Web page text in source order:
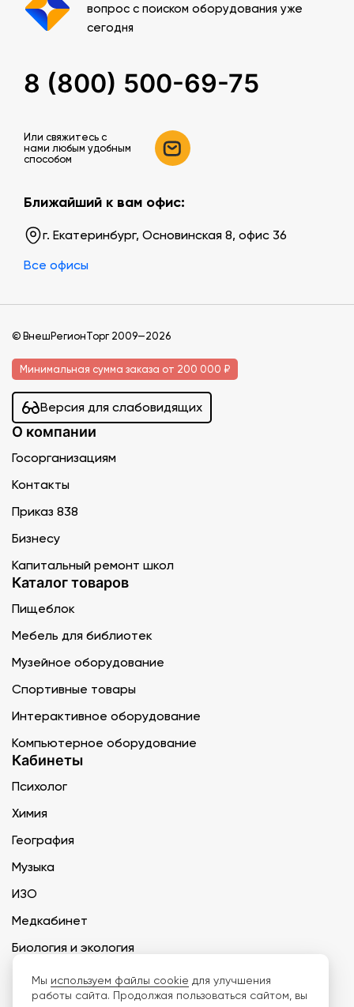
вопрос с поиском оборудования уже
сегодня
8 (800) 500-69-75
Или свяжитесь c
нами любым удобным
способом
Ближайший к вам офис:
г. Екатеринбург, Основинская 8, офис 36
Все офисы
© ВнешРегионТорг 2009—2026
Минимальная сумма заказа от 200 000 ₽
Версия для слабовидящих
О компании
Госорганизациям
Контакты
Приказ 838
Бизнесу
Капитальный ремонт школ
Каталог товаров
Пищеблок
Мебель для библиотек
Музейное оборудование
Спортивные товары
Интерактивное оборудование
Компьютерное оборудование
Кабинеты
Психолог
Химия
География
Музыка
ИЗО
Медкабинет
Биология и экология
Технология
Мы используем файлы cookie для улучшения
работы сайта. Продолжая пользоваться сайтом, вы